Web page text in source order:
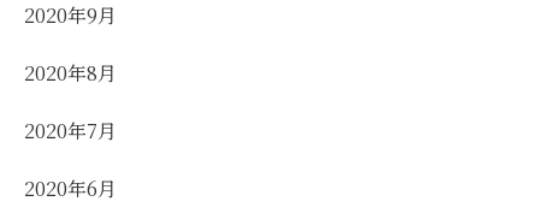
2020年9月
2020年8月
2020年7月
2020年6月